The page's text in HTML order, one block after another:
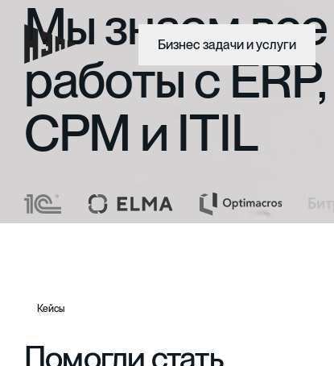
Бизнес задачи и услуги
Мызнаемвсе
работысERP,
CPM и ITIL
Кейсы
Помогли стать